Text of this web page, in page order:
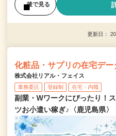
後で見る
更新日：
化粧品・サプリの在宅デー
株式会社リアル・フェイス
業務委託 登録制 在宅・内職
副業・Wワークにぴったり！
ツお小遣い稼ぎ♪〈鹿児島県〉